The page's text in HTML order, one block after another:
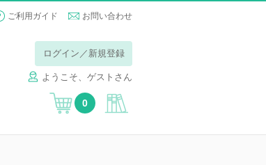
ご利用ガイド お問い合わせ
ログイン／新規登録
ようこそ、ゲストさん
0